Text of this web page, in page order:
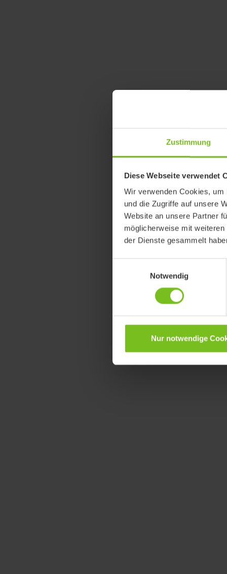
Zustimmung
Diese Webseite verwendet
Wir verwenden Cookies,
und die Zugriffe auf unsere
Website an unsere Partner
möglicherweise mit
der Dienste gesammelt
Notwendig
Nur notwendige